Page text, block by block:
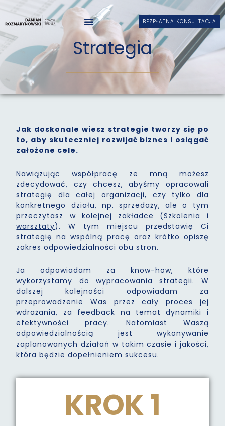
BEZPŁATNA KONSULTACJA
Strategia
Jak doskonale wiesz strategie tworzy się po
to, aby skuteczniej rozwijać biznes i osiągać
założone cele.
Nawiązując współpracę ze mną możesz
zdecydować, czy chcesz, abyśmy opracowali
strategię dla całej organizacji, czy tylko dla
konkretnego działu, np. sprzedaży, ale o tym
przeczytasz w kolejnej zakładce (Szkolenia i
warsztaty). W tym miejscu przedstawię Ci
strategię na wspólną pracę oraz krótko opiszę
zakres odpowiedzialności obu stron.
Ja odpowiadam za know-how, które
wykorzystamy do wypracowania strategii. W
dalszej kolejności odpowiadam za
przeprowadzenie Was przez cały proces jej
wdrażania, za feedback na temat dynamiki i
efektywności pracy. Natomiast Waszą
odpowiedzialnością jest wykonywanie
zaplanowanych działań w takim czasie i jakości,
która będzie dopełnieniem sukcesu.
KROK 1